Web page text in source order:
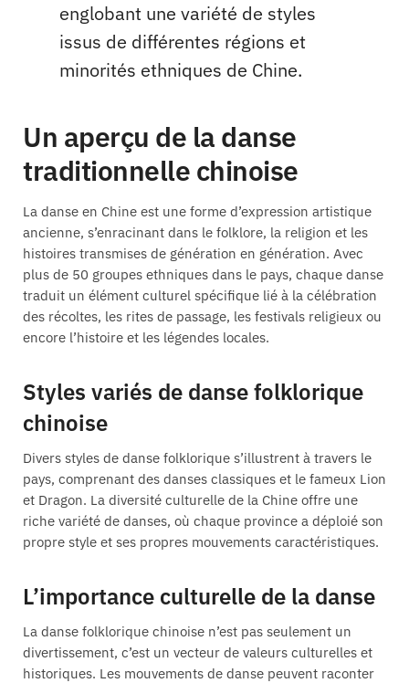
englobant une variété de styles
issus de différentes régions et
minorités ethniques de Chine.
Un aperçu de la danse
traditionnelle chinoise
La danse en Chine est une forme d’expression artistique
ancienne, s’enracinant dans le folklore, la religion et les
histoires transmises de génération en génération. Avec
plus de 50 groupes ethniques dans le pays, chaque danse
traduit un élément culturel spécifique lié à la célébration
des récoltes, les rites de passage, les festivals religieux ou
encore l’histoire et les légendes locales.
Styles variés de danse folklorique
chinoise
Divers styles de danse folklorique s’illustrent à travers le
pays, comprenant des danses classiques et le fameux Lion
et Dragon. La diversité culturelle de la Chine offre une
riche variété de danses, où chaque province a déploié son
propre style et ses propres mouvements caractéristiques.
L’importance culturelle de la danse
La danse folklorique chinoise n’est pas seulement un
divertissement, c’est un vecteur de valeurs culturelles et
historiques. Les mouvements de danse peuvent raconter